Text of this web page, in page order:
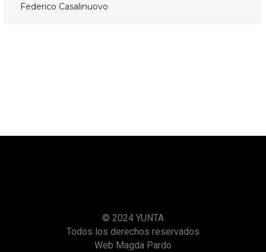
Federico Casalinuovo
© 2024 YUNTA
Todos los derechos reservados
Web Magda Pardo